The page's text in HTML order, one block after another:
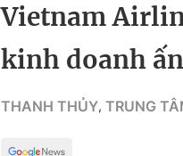
Công nghệ
Vietnam
kinh doanh
THANH THỦY, TRUNG